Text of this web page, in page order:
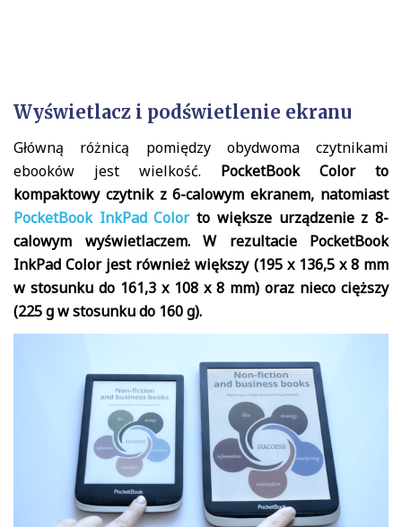
Wyświetlacz i podświetlenie ekranu
Główną różnicą pomiędzy obydwoma czytnikami
ebooków jest wielkość. PocketBook Color to
kompaktowy czytnik z 6-calowym ekranem, natomiast
PocketBook InkPad Colorto większe urządzenie z 8-
calowym wyświetlaczem. W rezultacie PocketBook
InkPad Color jest również większy (195 x 136,5 x 8 mm
w stosunku do 161,3 x 108 x 8 mm) oraz nieco cięższy
(225 g w stosunku do 160 g).